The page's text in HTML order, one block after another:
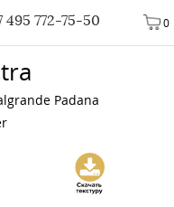
0
495 772-75-50
Padana